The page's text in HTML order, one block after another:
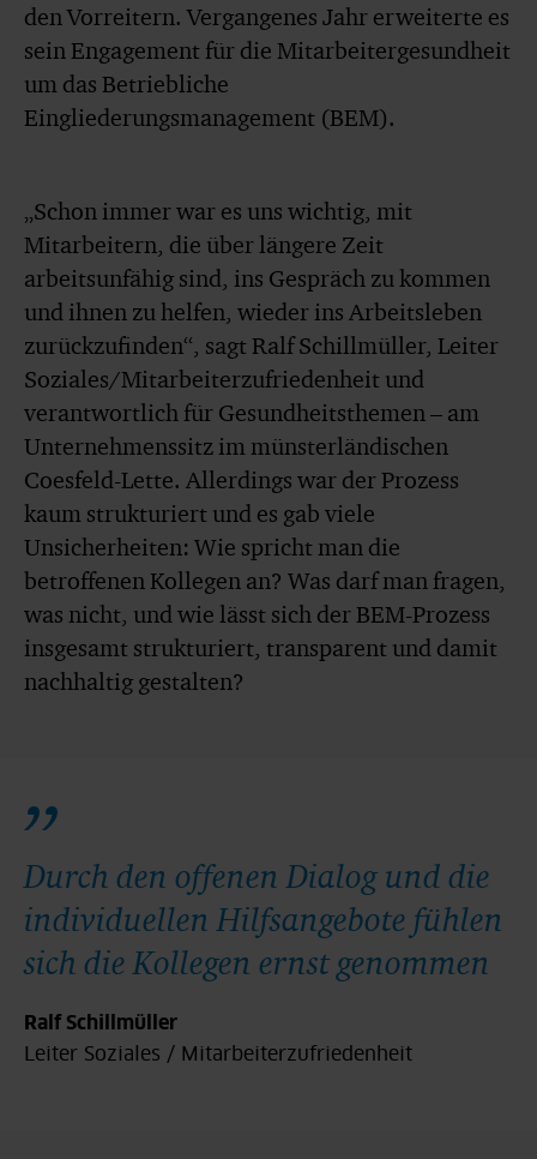
den Vorreitern. Vergangenes Jahr erweiterte es
sein Engagement für die Mitarbeitergesundheit
um das Betriebliche
Eingliederungsmanagement (BEM).
„Schon immer war es uns wichtig, mit
Mitarbeitern, die über längere Zeit
arbeitsunfähig sind, ins Gespräch zu kommen
und ihnen zu helfen, wieder ins Arbeitsleben
zurückzufinden“, sagt Ralf Schillmüller, Leiter
Soziales/Mitarbeiterzufriedenheit und
verantwortlich für Gesundheitsthemen – am
Unternehmenssitz im münsterländischen
Coesfeld-Lette. Allerdings war der Prozess
kaum strukturiert und es gab viele
Unsicherheiten: Wie spricht man die
betroffenen Kollegen an? Was darf man fragen,
was nicht, und wie lässt sich der BEM-Prozess
insgesamt strukturiert, transparent und damit
nachhaltig gestalten?
Durch den offenen Dialog und die
individuellen Hilfsangebote fühlen
sich die Kollegen ernst genommen
Ralf Schillmüller
Leiter Soziales / Mitarbeiterzufriedenheit